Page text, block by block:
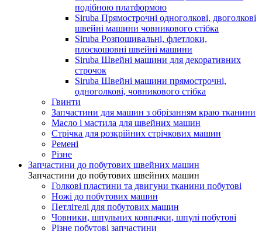
подібною платформою
Siruba Прямострочні одноголкові, двоголкові
швейні машини човникового стібка
Siruba Розпошивальні, флетлоки,
плоскошовні швейні машини
Siruba Швейні машини для декоративних
строчок
Siruba Швейні машини прямострочні,
одноголкові, човникового стібка
Гвинти
Запчастини для машин з обрізанням краю тканини
Масло і мастила для швейних машин
Стрічка для розкрійних стрічкових машин
Ремені
Різне
Запчастини до побутових швейних машин
Запчастини до побутових швейних машин
Голкові пластини та двигуни тканини побутові
Ножі до побутових машин
Петлітелі для побутових машин
Човники, шпульних ковпачки, шпулі побутові
Різне побутові запчастини